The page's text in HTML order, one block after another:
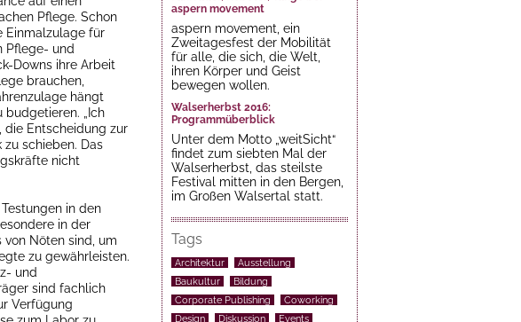
Pflege. Schon
Einmalzulage für
Pflege- und
Downs ihre Arbeit
brauchen,
hängt
„Ich
Entscheidung zur
schieben. Das
nicht
in den
in der
von Nöten sind, um
zu gewährleisten.
und
sind fachlich
Verfügung
aspern movement
aspern movement, ein
Zweitagesfest der Mobilität
für alle, die sich, die Welt,
ihren Körper und Geist
bewegen wollen.
Walserherbst 2016:
Programmüberblick
Unter dem Motto „weitSicht“
findet zum siebten Mal der
Walserherbst, das steilste
Festival mitten in den Bergen,
im Großen Walsertal statt.
Tags
Architektur
Ausstellung
Baukultur
Bildung
Corporate Publishing
Coworking
Design
Diskussion Events